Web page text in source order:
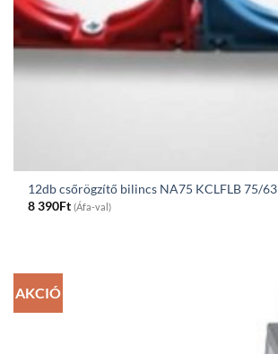
12db csőrögzítő bilincs NA75 KCLFLB 75/63
8 390Ft (Áfa-val)
AKCIÓ